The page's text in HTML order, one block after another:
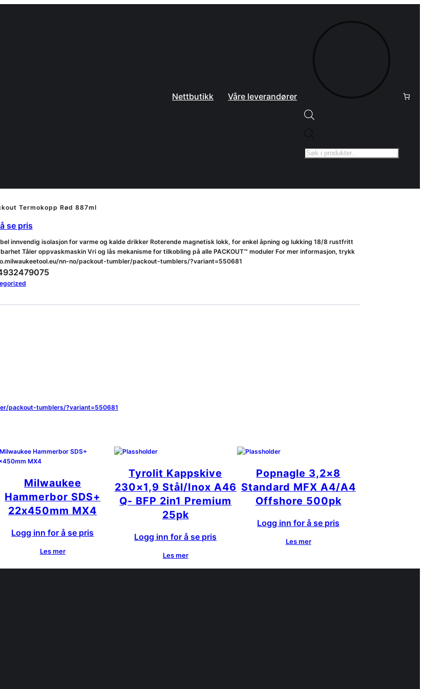
Nettbutikk Våre leverandører
Products
Termokopp Rød 887ml
se pris
innvendig isolasjon for varme og kalde drikker Roterende magnetisk lokk, for enkel åpning og lukking 18/8 rustfritt
Tåler oppvaskmaskin Vri og lås mekanisme for tilkobling på alle PACKOUT™ moduler For mer informasjon, trykk
nn-no/packout-tumbler/packout-tumblers/?variant=550681
packout-tumblers/?variant=550681
Milwaukee
Hammerbor SDS+
22x450mm MX4
Logg inn for å se pris
Les mer
Tyrolit Kappskive
230×1,9 Stål/Inox A46
Q- BFP 2in1 Premium
25pk
Logg inn for å se pris
Les mer
Popnagle 3,2×8
Standard MFX A4/A4
Offshore 500pk
Logg inn for å se pris
Les mer